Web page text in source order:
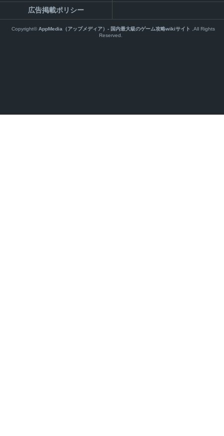
広告掲載ポリシー
Copyright©AppMedia（アップメディア）- 国内最大級のゲーム攻略wikiサイト ,All Rights
Reserved.